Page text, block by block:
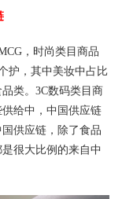
，时尚类目商品
护，其中美妆中占比
类。3C数码类目商
给中，中国供应链
供应链，除了食品
很大比例的来自中